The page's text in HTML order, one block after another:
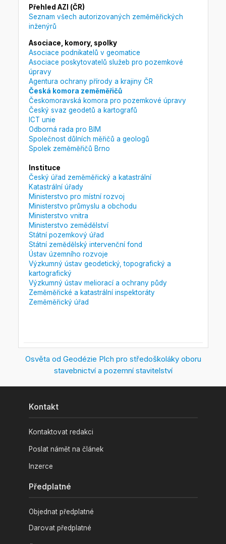
Přehled AZI (ČR)
Seznam všech autorizovaných zeměměřických
inženýrů
Asociace, komory, spolky
Asociace podnikatelů v geomatice
Asociace poskytovatelů služeb pro pozemkové
úpravy
Agentura ochrany přírody a krajiny ČR
Česká komora zeměměřičů
Českomoravská komora pro pozemkové úpravy
Český svaz geodetů a kartografů
ICT unie
Odborná rada pro BIM
Společnost důlních měřičů a geologů
Spolek zeměměřičů Brno
Instituce
Český úřad zeměměřický a katastrální
Katastrální úřady
Ministerstvo pro místní rozvoj
Ministerstvo průmyslu a obchodu
Ministerstvo vnitra
Ministerstvo zemědělství
Státní pozemkový úřad
Státní zemědělský intervenční fond
Ústav územního rozvoje
Výzkumný ústav geodetický, topografický a
kartografický
Výzkumný ústav meliorací a ochrany půdy
Zeměměřické a katastrální inspektoráty
Zeměměřický úřad
Osvěta od Geodézie Plch pro středoškoláky oboru
stavebnictví a pozemní stavitelství
Kontakt
Kontaktovat redakci
Poslat námět na článek
Inzerce
Předplatné
Objednat předplatné
Darovat předplatné